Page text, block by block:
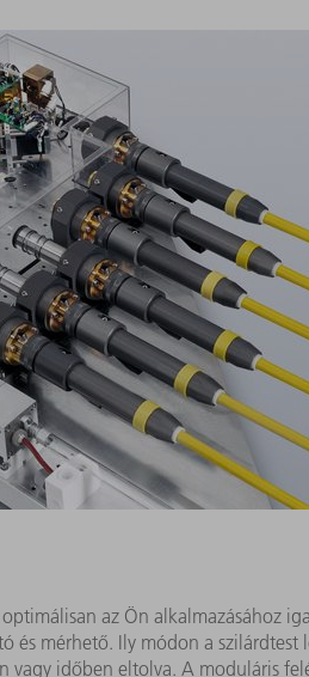
az Ön
és mérhető. Ily módon a
vagy időben eltolva. A moduláris